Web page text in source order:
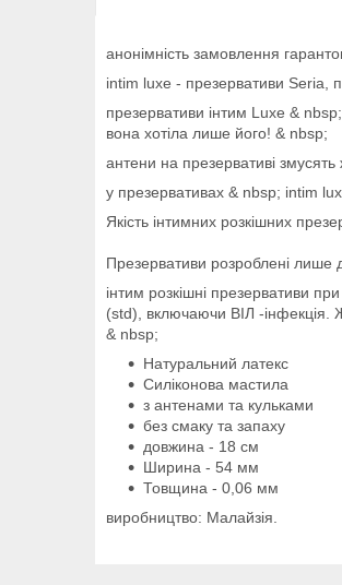
анонімність замовлення
intim luxe - презервативи Seria,
презервативи інтим Luxe & nbsp;
вона хотіла лише його! & nbsp;
антени на презервативі
у презервативах & nbsp; intim
Якість інтимних розкішних
Презервативи розроблені лише
інтим розкішні презервативи
(std), включаючи ВІЛ -інфекція.
& nbsp;
Натуральний латекс
Силіконова мастила
з антенами та кульками
без смаку та запаху
довжина - 18 см
Ширина - 54 мм
Товщина - 0,06 мм
виробництво: Малайзія.